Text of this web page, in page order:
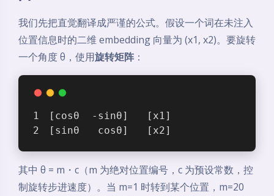
我们先把直觉翻译成严谨的公式。假设一个词在未注入
位置信息时的二维 embedding 向量为 (x1, x2)。要旋转
一个角度 θ，使用旋转矩阵：
[cosθ  -sinθ]   [x1]
[sinθ   cosθ]   [x2]
其中 θ = m・c（m 为绝对位置编号，c 为预设常数，控
制旋转步进速度）。当 m=1 时转到某个位置，m=20